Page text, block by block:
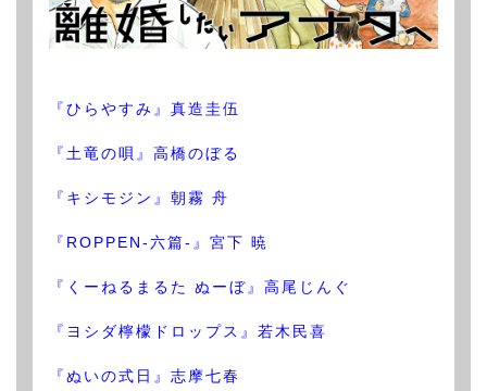
『ひらやすみ』真造圭伍
『土竜の唄』高橋のぼる
『キシモジン』朝霧 舟
『ROPPEN-六篇-』宮下 暁
『くーねるまるた ぬーぼ』高尾じんぐ
『ヨシダ檸檬ドロップス』若木民喜
『ぬいの式日』志摩七春